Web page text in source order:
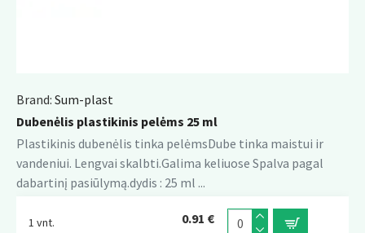
Brand: Sum-plast
Dubenėlis plastikinis pelėms 25 ml
Plastikinis dubenėlis tinka pelėmsDube tinka maistui ir
vandeniui. Lengvai skalbti.Galima keliuose Spalva pagal
dabartinį pasiūlymą.dydis : 25 ml ...
1 vnt. 0.91 €